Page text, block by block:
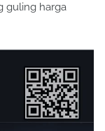
guling harga